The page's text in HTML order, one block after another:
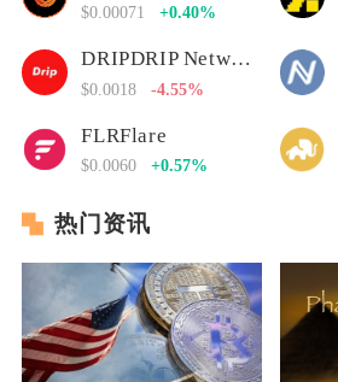
$0.00071 +0.40%
DRIPDRIP Network
$0.0018 -4.55%
FLRFlare
$0.0060 +0.57%
热门资讯